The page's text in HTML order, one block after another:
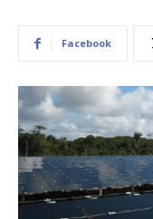
Facebook